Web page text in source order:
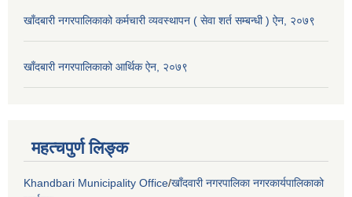
खाँदबारी नगरपालिकाको कर्मचारी व्यवस्थापन ( सेवा शर्त सम्बन्धी ) ऐन, २०७९
खाँदबारी नगरपालिकाको आर्थिक ऐन, २०७९
महत्चपुर्ण लिङ्क
Khandbari Municipality Office/खाँदवारी नगरपालिका नगरकार्यपालिकाको